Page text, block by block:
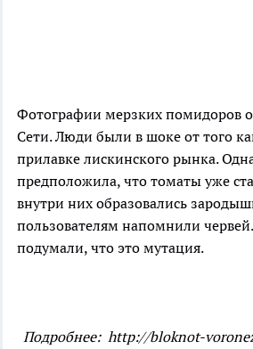
Фотографии мерзких помидоров
Сети. Люди были в шоке от того
прилавке лискинского рынка.
предположила, что томаты уже
внутри них образовались
пользователям напомнили
подумали, что это мутация.
Подробнее: http://bloknot-